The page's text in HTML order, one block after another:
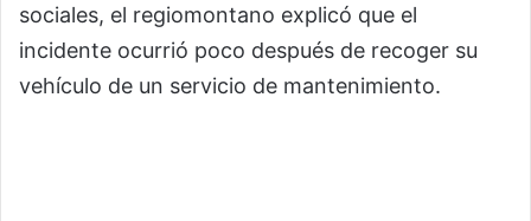
sociales, el regiomontano explicó que el
incidente ocurrió poco después de recoger su
vehículo de un servicio de mantenimiento.